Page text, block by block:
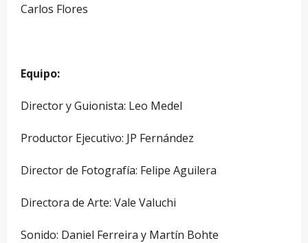
Carlos Flores
Equipo:
Director y Guionista: Leo Medel
Productor Ejecutivo: JP Fernández
Director de Fotografía: Felipe Aguilera
Directora de Arte: Vale Valuchi
Sonido: Daniel Ferreira y Martín Bohte